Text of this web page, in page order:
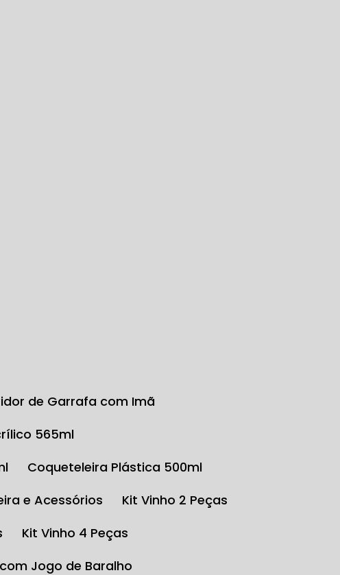
de Garrafa com Imã
565ml
Coqueteleira Plástica 500ml
e Acessórios
Kit Vinho 2 Peças
Kit Vinho 4 Peças
com Jogo de Baralho